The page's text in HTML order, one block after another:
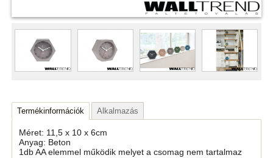
Termékinformációk Alkalmazás
Méret: 11,5 x 10 x 6cm
Anyag: Beton
1db AA elemmel működik melyet a csomag nem tartalmaz